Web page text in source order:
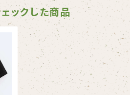
ックした商品